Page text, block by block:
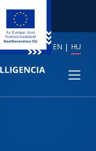
EN HU